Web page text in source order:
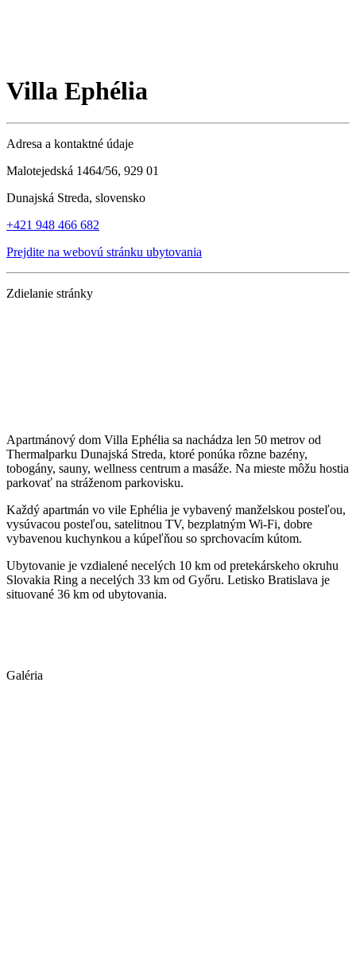
Villa Ephélia
Adresa a kontaktné údaje
Malotejedská 1464/56, 929 01
Dunajská Streda, slovensko
+421 948 466 682
Prejdite na webovú stránku ubytovania
Zdielanie stránky
Apartmánový dom Villa Ephélia sa nachádza len 50 metrov od
Thermalparku Dunajská Streda, ktoré ponúka rôzne bazény,
tobogány, sauny, wellness centrum a masáže. Na mieste môžu hostia
parkovať na stráženom parkovisku.
Každý apartmán vo vile Ephélia je vybavený manželskou posteľou,
vysúvacou posteľou, satelitnou TV, bezplatným Wi-Fi, dobre
vybavenou kuchynkou a kúpeľňou so sprchovacím kútom.
Ubytovanie je vzdialené necelých 10 km od pretekárskeho okruhu
Slovakia Ring a necelých 33 km od Győru. Letisko Bratislava je
situované 36 km od ubytovania.
Galéria